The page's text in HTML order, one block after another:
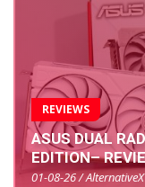
REVIEWS
ASUS DUAL
EDITION–
01-08-26 / AlternativeX